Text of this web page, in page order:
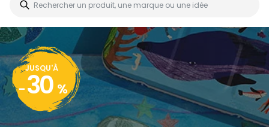
JUSQU'À
- 30 %